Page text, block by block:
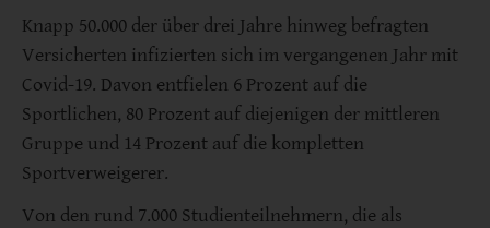
Knapp 50.000 der über drei Jahre hinweg befragten
Versicherten infizierten sich im vergangenen Jahr mit
Covid-19. Davon entfielen 6 Prozent auf die
Sportlichen, 80 Prozent auf diejenigen der mittleren
Gruppe und 14 Prozent auf die kompletten
Sportverweigerer.
Von den rund 7.000 Studienteilnehmern, die als